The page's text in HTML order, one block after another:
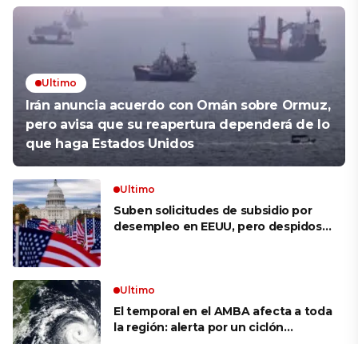
Ultimo
Irán anuncia acuerdo con Omán sobre Ormuz,
pero avisa que su reapertura dependerá de lo
que haga Estados Unidos
Ultimo
Suben solicitudes de subsidio por
desempleo en EEUU, pero despidos
Ultimo
El temporal en el AMBA afecta a toda
la región: alerta por un ciclón